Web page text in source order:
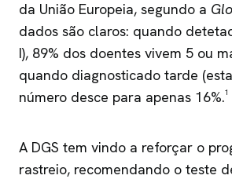
da União Europeia, segundo a
dados são claros: quando
I), 89% dos doentes vivem 5 ou
quando diagnosticado tarde
número desce para apenas 16%.¹
A DGS tem vindo a reforçar o
rastreio, recomendando o teste